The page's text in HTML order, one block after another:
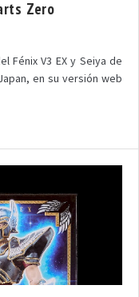
Zero
Fénix V3 EX y Seiya de
en su versión web